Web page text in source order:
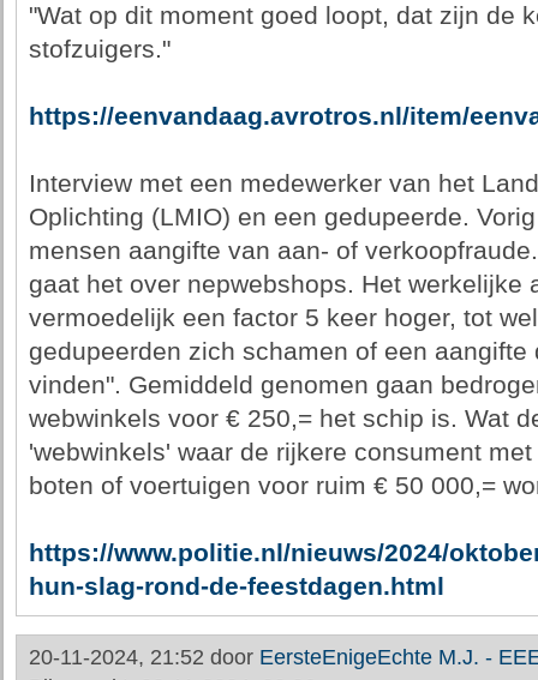
"Wat op dit moment goed loopt, dat zijn de
stofzuigers."
https://eenvandaag.avrotros.nl/item/
Interview met een medewerker van het
Oplichting (LMIO) en een gedupeerde.
mensen aangifte van aan- of
gaat het over nepwebshops. Het werkelijke
vermoedelijk een factor 5 keer hoger, tot
gedupeerden zich schamen of een
vinden". Gemiddeld genomen gaan
webwinkels voor € 250,= het schip is. Wat
'webwinkels' waar de rijkere consument
boten of voertuigen voor ruim € 50 000,=
https://www.politie.nl/nieuws/2024/
hun-slag-rond-de-feestdagen.html
20-11-2024, 21:52 door EersteEnigeEchte M.J. -